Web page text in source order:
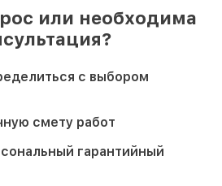
или необходима
с выбором
смету работ
гарантийный